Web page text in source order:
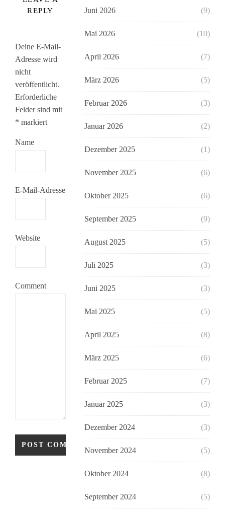
REPLY
Deine E-Mail-
Adresse wird
nicht
veröffentlicht.
Erforderliche
Felder sind mit
* markiert
Name
E-Mail-Adresse
Website
Comment
Juni 2026 (9)
Mai 2026 (10)
April 2026 (7)
März 2026 (5)
Februar 2026 (3)
Januar 2026 (2)
Dezember 2025 (1)
November 2025 (6)
Oktober 2025 (6)
September 2025 (9)
August 2025 (5)
Juli 2025 (3)
Juni 2025 (3)
Mai 2025 (5)
April 2025 (8)
März 2025 (6)
Februar 2025 (7)
Januar 2025 (3)
Dezember 2024 (3)
November 2024 (5)
Oktober 2024 (8)
September 2024 (5)